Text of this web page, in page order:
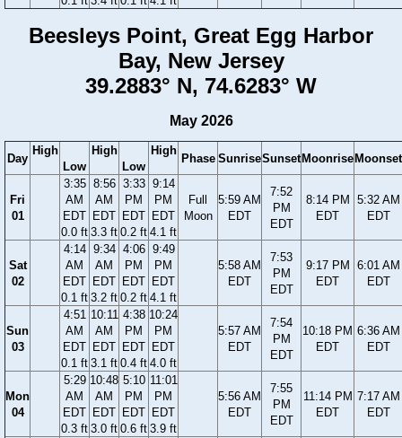
Beesleys Point, Great Egg Harbor
Bay, New Jersey
39.2883° N, 74.6283° W
May 2026
Day
High
Low
High
Low
High
Phase SunriseSunset Moonrise Moonset
Fri
01
3:35
AM
EDT
0.0 ft
8:56
AM
EDT
3.3 ft
3:33
PM
EDT
0.2 ft
9:14
PM
EDT
4.1 ft
Full
Moon
5:59 AM
EDT
7:52
PM
EDT
8:14 PM
EDT
5:32 AM
EDT
Sat
02
4:14
AM
EDT
0.1 ft
9:34
AM
EDT
3.2 ft
4:06
PM
EDT
0.2 ft
9:49
PM
EDT
4.1 ft
5:58 AM
EDT
7:53
PM
EDT
9:17 PM
EDT
6:01 AM
EDT
Sun
03
4:51
AM
EDT
0.1 ft
10:11
AM
EDT
3.1 ft
4:38
PM
EDT
0.4 ft
10:24
PM
EDT
4.0 ft
5:57 AM
EDT
7:54
PM
EDT
10:18 PM
EDT
6:36 AM
EDT
Mon
04
5:29
AM
EDT
0.3 ft
10:48
AM
EDT
3.0 ft
5:10
PM
EDT
0.6 ft
11:01
PM
EDT
3.9 ft
5:56 AM
EDT
7:55
PM
EDT
11:14 PM
EDT
7:17 AM
EDT